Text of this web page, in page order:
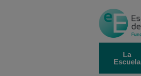
al
contenido
La
Escuela